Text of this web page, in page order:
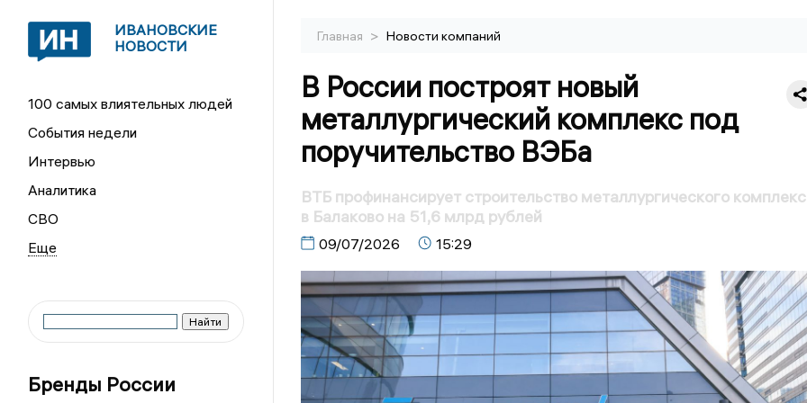
ИВАНОВСКИЕ
НОВОСТИ
100 самых влиятельных людей
События недели
Интервью
Аналитика
СВО
Бренды России
Главная > Новости компаний
В России построят новый
металлургический комплекс под
поручительство ВЭБа
ВТБ профинансирует строительство металлургического
в Балаково на 51,6 млрд рублей
09/07/2026 15:29